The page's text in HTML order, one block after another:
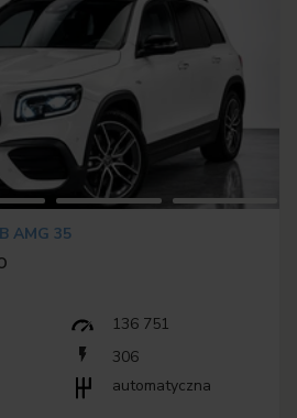
AMG 35
136 751
306
automatyczna